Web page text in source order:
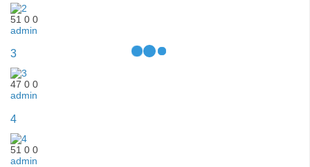
51 0 0
admin
3
47 0 0
admin
4
51 0 0
admin